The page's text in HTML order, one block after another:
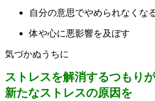
自分の意思でやめられなくな
体や心に悪影響を及ぼす
気づかぬうちに
ストレスを解消するつもりが
新たなストレスの原因を